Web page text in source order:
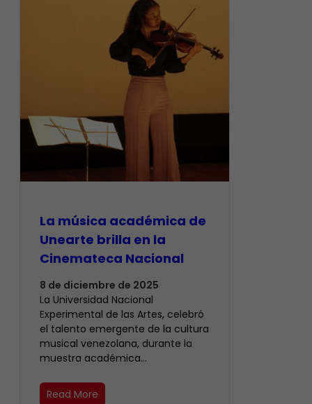
La música académica de
Unearte brilla en la
Cinemateca Nacional
8 de diciembre de 2025
La Universidad Nacional
Experimental de las Artes, celebró
el talento emergente de la cultura
musical venezolana, durante la
muestra académica…
Read More